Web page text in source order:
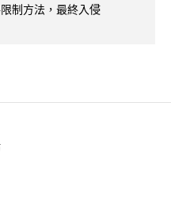
制方法，最終入侵